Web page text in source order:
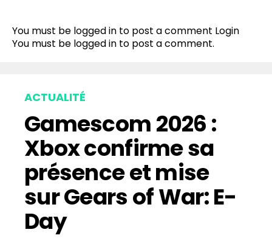
You must be logged in to post a comment Login
You must be logged in to post a comment.
ACTUALITÉ
Gamescom 2026 :
Xbox confirme sa
présence et mise
sur Gears of War: E-
Day